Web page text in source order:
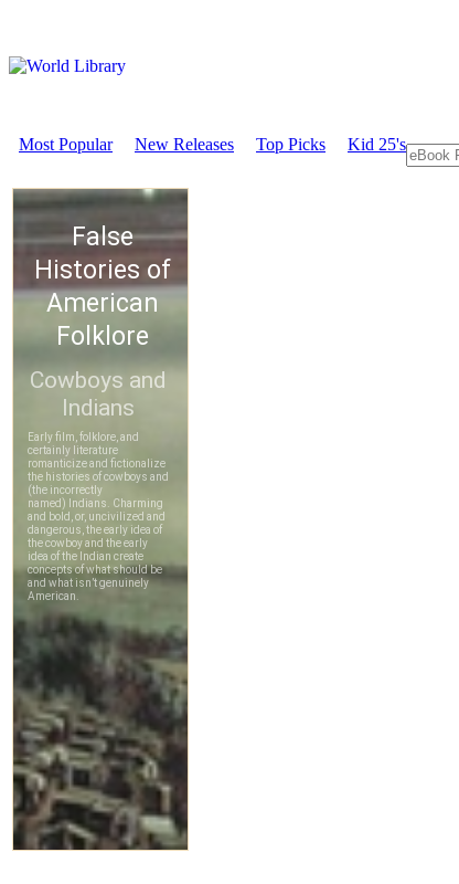
Most Popular New Releases Top Picks Kid 25's